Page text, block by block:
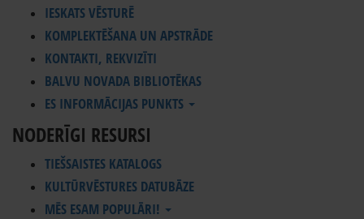
IESKATS VĒSTURĒ
KOMPLEKTĒŠANA UN APSTRĀDE
KONTAKTI, REKVIZĪTI
BALVU NOVADA BIBLIOTĒKAS
ES INFORMĀCIJAS PUNKTS
NODERĪGI RESURSI
TIEŠSAISTES KATALOGS
KULTŪRVĒSTURES DATUBĀZE
MĒS ESAM POPULĀRI!